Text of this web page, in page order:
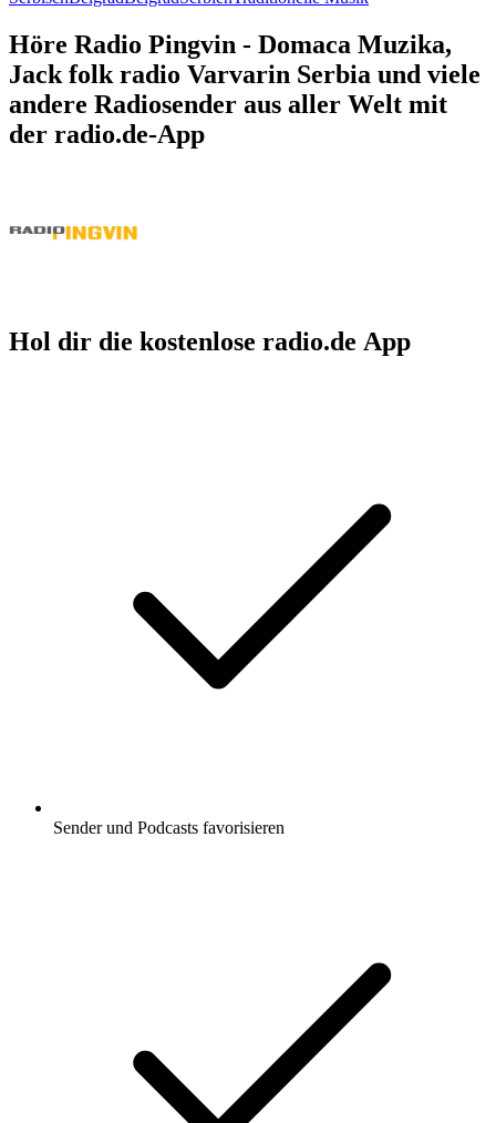
Höre Radio Pingvin - Domaca Muzika,
Jack folk radio Varvarin Serbia und viele
andere Radiosender aus aller Welt mit
der radio.de-App
Hol dir die kostenlose radio.de App
Sender und Podcasts favorisieren